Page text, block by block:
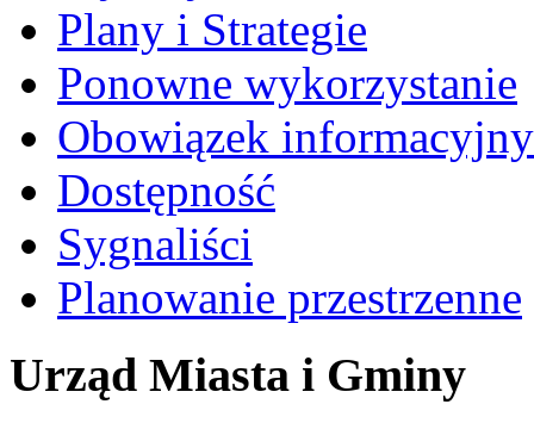
Plany i Strategie
Ponowne wykorzystanie
Obowiązek informacyjny
Dostępność
Sygnaliści
Planowanie przestrzenne
Urząd Miasta i Gminy